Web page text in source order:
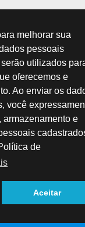
melhorar sua
pessoais
utilizados
oferecemos e
Ao enviar os
você
armazenamento e
de
Aceitar
should be
= true)
public_html/